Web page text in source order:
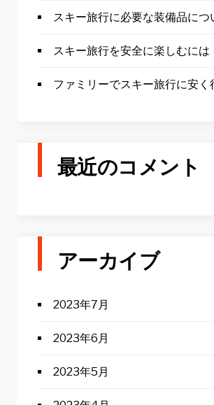
スキー旅行に必要な装備品につ
スキー旅行を安全に楽しむには
ファミリーでスキー旅行に安く
最近のコメント
アーカイブ
2023年7月
2023年6月
2023年5月